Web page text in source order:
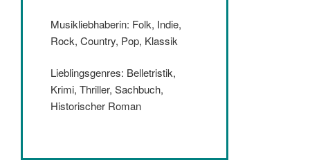
Musikliebhaberin: Folk, Indie,
Rock, Country, Pop, Klassik
Lieblingsgenres: Belletristik,
Krimi, Thriller, Sachbuch,
Historischer Roman